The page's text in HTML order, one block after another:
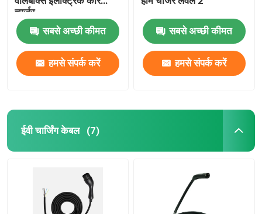
चार्जर
सबसे अच्छी कीमत
हमसे संपर्क करें
सबसे अच्छी कीमत
हमसे संपर्क करें
ईवी चार्जिंग केबल (7)